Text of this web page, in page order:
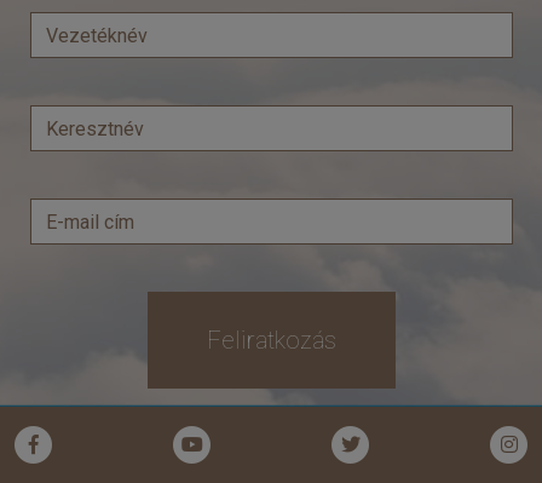
Feliratkozás